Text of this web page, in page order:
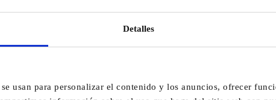
Detalles
usan para personalizar el contenido y los anuncios, ofrecer